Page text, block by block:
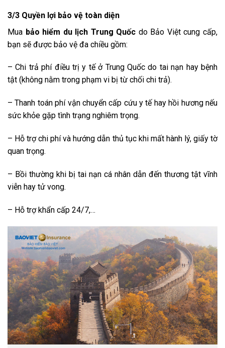
3/3 Quyền lợi bảo vệ toàn diện
Mua bảo hiểm du lịch Trung Quốc do Bảo Việt cung cấp,
bạn sẽ được bảo vệ đa chiều gồm:
– Chi trả phí điều trị y tế ở Trung Quốc do tai nạn hay bệnh
tật (không nằm trong phạm vi bị từ chối chi trả).
– Thanh toán phí vận chuyển cấp cứu y tế hay hồi hương nếu
sức khỏe gặp tình trạng nghiêm trọng.
– Hỗ trợ chi phí và hướng dẫn thủ tục khi mất hành lý, giấy tờ
quan trọng.
– Bồi thường khi bị tai nạn cá nhân dẫn đến thương tật vĩnh
viễn hay tử vong.
– Hỗ trợ khẩn cấp 24/7,…